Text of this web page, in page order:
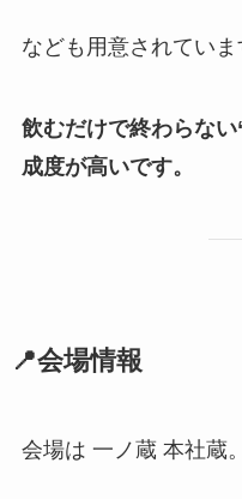
なども用意されていま
飲むだけで終わらな
成度が高いです。
📍会場情報
会場は 一ノ蔵 本社蔵。